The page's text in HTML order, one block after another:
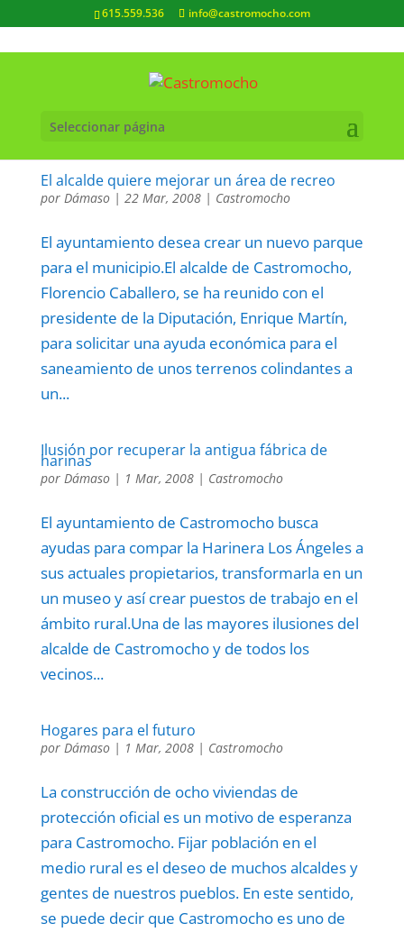
615.559.536 info@castromocho.com
Seleccionar página
El alcalde quiere mejorar un área de recreo
por Dámaso| 22 Mar, 2008| Castromocho
El ayuntamiento desea crear un nuevo parque
para el municipio.El alcalde de Castromocho,
Florencio Caballero, se ha reunido con el
presidente de la Diputación, Enrique Martín,
para solicitar una ayuda económica para el
saneamiento de unos terrenos colindantes a
un...
Ilusión por recuperar la antigua fábrica de
harinas
por Dámaso| 1 Mar, 2008| Castromocho
El ayuntamiento de Castromocho busca
ayudas para compar la Harinera Los Ángeles a
sus actuales propietarios, transformarla en un
un museo y así crear puestos de trabajo en el
ámbito rural.Una de las mayores ilusiones del
alcalde de Castromocho y de todos los
vecinos...
Hogares para el futuro
por Dámaso| 1 Mar, 2008| Castromocho
La construcción de ocho viviendas de
protección oficial es un motivo de esperanza
para Castromocho. Fijar población en el
medio rural es el deseo de muchos alcaldes y
gentes de nuestros pueblos. En este sentido,
se puede decir que Castromocho es uno de